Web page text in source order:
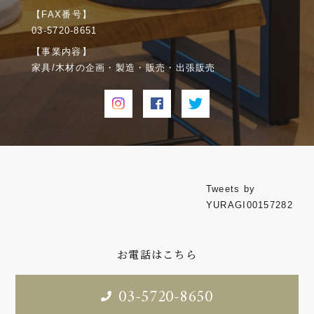
【FAX番号】
03-5720-8651
【事業内容】
家具/木材の企画・製造・販売・出張販売
Tweets by
YURAGI00157282
お電話はこちら
03-5720-8650